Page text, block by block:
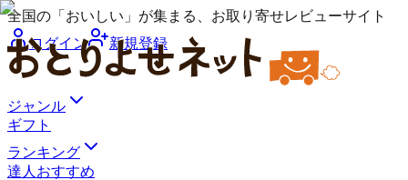
全国の「おいしい」が集まる、お取り寄せレビューサイト
ログイン
新規登録
ジャンル
ギフト
ランキング
達人おすすめ